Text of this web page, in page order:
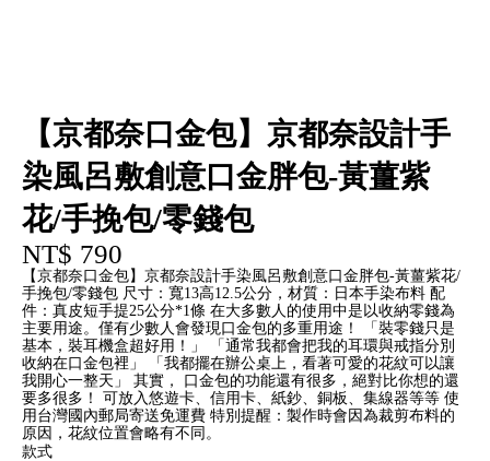
【京都奈口金包】京都奈設計手
染風呂敷創意口金胖包-黃薑紫
花/手挽包/零錢包
NT$ 790
【京都奈口金包】京都奈設計手染風呂敷創意口金胖包-黃薑紫花/
手挽包/零錢包 尺寸：寬13高12.5公分，材質：日本手染布料 配
件：真皮短手提25公分*1條 在大多數人的使用中是以收納零錢為
主要用途。僅有少數人會發現口金包的多重用途！ 「裝零錢只是
基本，裝耳機盒超好用！」 「通常我都會把我的耳環與戒指分別
收納在口金包裡」 「我都擺在辦公桌上，看著可愛的花紋可以讓
我開心一整天」 其實， 口金包的功能還有很多，絕對比你想的還
要多很多！ 可放入悠遊卡、信用卡、紙鈔、銅板、集線器等等 使
用台灣國內郵局寄送免運費 特別提醒：製作時會因為裁剪布料的
原因，花紋位置會略有不同。
款式